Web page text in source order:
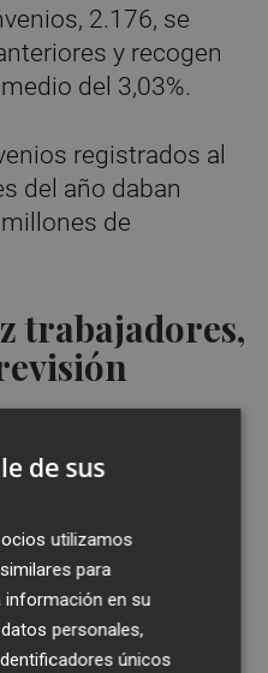
2.176, se
y recogen
del 3,03%.
registrados al
del año daban
de
trabajadores,
la mayor
hasta
de revisión
de poder
de los 2.212
el 24,3% (539
de sus
utilizamos
para
información en su
personales,
únicos